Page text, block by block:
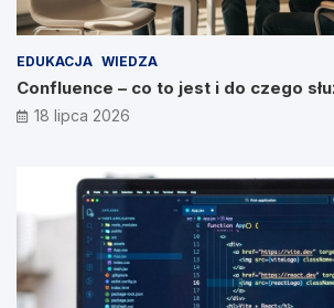
EDUKACJA WIEDZA
Confluence – co to jest i do czego
18 lipca 2026